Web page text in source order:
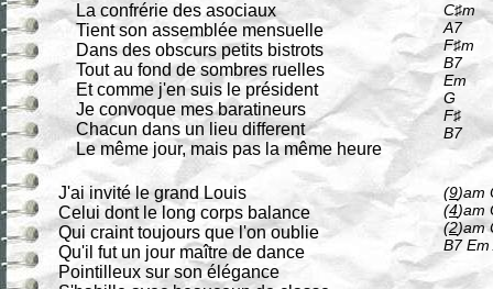
La confrérie des asociaux
Tient son assemblée mensuelle
Dans des obscurs petits bistrots
Tout au fond de sombres ruelles
Et comme j'en suis le président
Je convoque mes baratineurs
Chacun dans un lieu different
Le même jour, mais pas la même heure
C♯m
A7
F♯m
B7
Em
G
F♯
B7
J'ai invité le grand Louis
Celui dont le long corps balance
Qui craint toujours que l'on oublie
Qu'il fut un jour maître de dance
Pointilleux sur son élégance
(9)am
(4)am
(2)am
B7 Em